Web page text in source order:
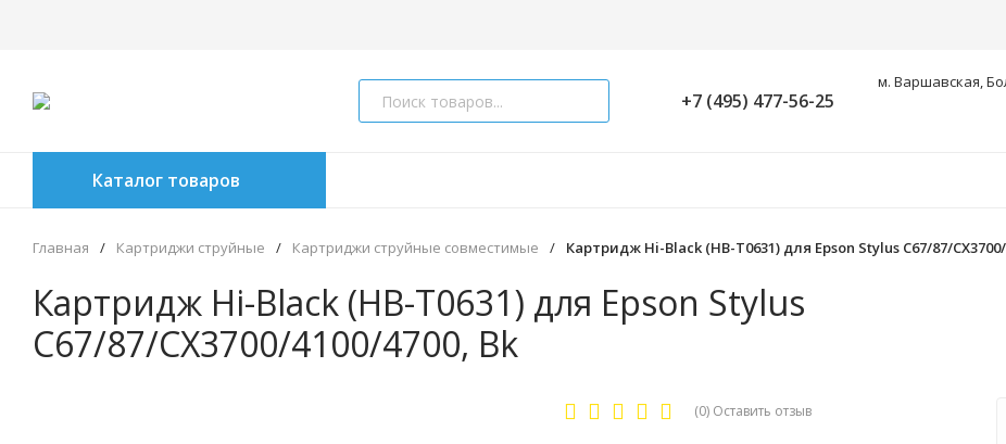
+7 (495) 477-56-25
м. Варшавская,
Каталог товаров
Главная / Картриджи струйные / Картриджи струйные совместимые / Картридж Hi-Black (HB-T0631) для Epson Stylus C67/87/
Картридж Hi-Black (HB-T0631) для Epson Stylus
C67/87/CX3700/4100/4700, Bk
(0) Оставить отзыв